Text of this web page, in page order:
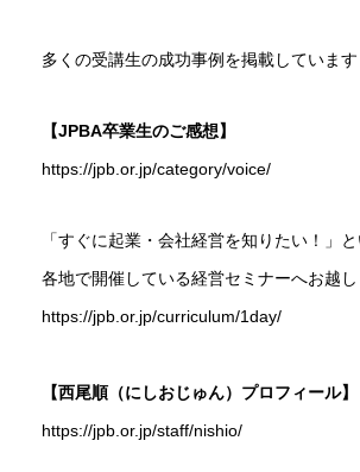
多くの受講生の成功事例を掲載しています
【JPBA卒業生のご感想】
https://jpb.or.jp/category/voice/
「すぐに起業・会社経営を知りたい！」
各地で開催している経営セミナーへお越し
https://jpb.or.jp/curriculum/1day/
【西尾順（にしおじゅん）プロフィール】
https://jpb.or.jp/staff/nishio/